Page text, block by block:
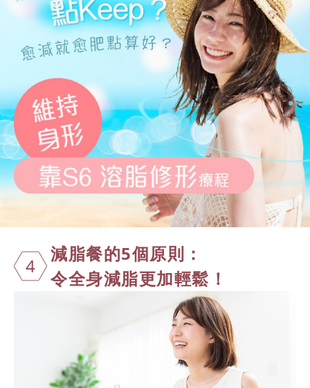
4
減脂餐的5個原則：
令全身減脂更加輕鬆！